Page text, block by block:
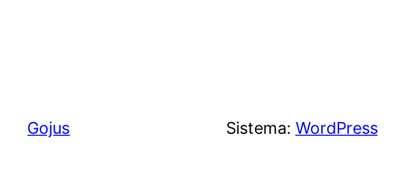
Gojus Sistema: WordPress